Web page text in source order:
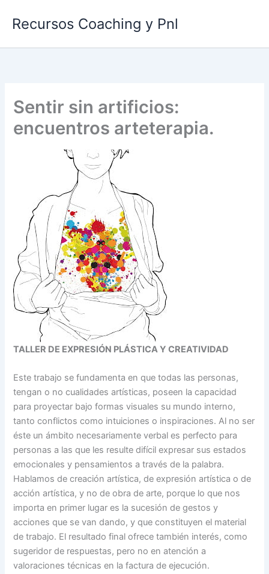
Recursos Coaching y Pnl
Sentir sin artificios:
encuentros arteterapia.
TALLER DE EXPRESIÓN PLÁSTICA Y CREATIVIDAD
Este trabajo se fundamenta en que todas las personas,
tengan o no cualidades artísticas, poseen la capacidad
para proyectar bajo formas visuales su mundo interno,
tanto conflictos como intuiciones o inspiraciones. Al no ser
éste un ámbito necesariamente verbal es perfecto para
personas a las que les resulte difícil expresar sus estados
emocionales y pensamientos a través de la palabra.
Hablamos de creación artística, de expresión artística o de
acción artística, y no de obra de arte, porque lo que nos
importa en primer lugar es la sucesión de gestos y
acciones que se van dando, y que constituyen el material
de trabajo. El resultado final ofrece también interés, como
sugeridor de respuestas, pero no en atención a
valoraciones técnicas en la factura de ejecución.